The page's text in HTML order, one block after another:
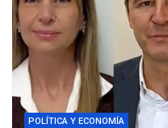
POLÍTICA Y ECONOMÍA